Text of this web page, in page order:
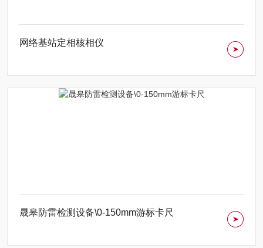
网络基站定相核相仪
晟皋防雷检测设备\0-150mm游标卡尺